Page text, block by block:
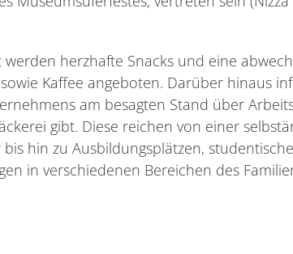
herzhafte Snacks und eine
Kaffee angeboten. Darüber hinaus
am besagten Stand über
gibt. Diese reichen von einer
bis hin zu Ausbildungsplätzen,
in verschiedenen Bereichen des